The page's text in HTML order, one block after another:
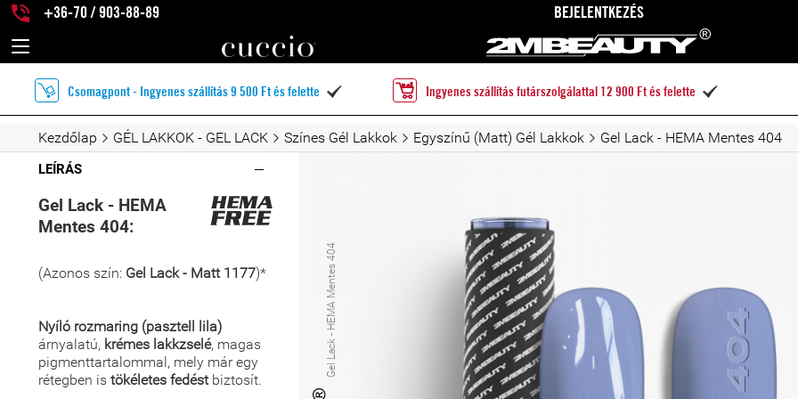
+36-70 / 903-88-89 BEJELENTKEZÉS
Csomagpont - Ingyenes szállítás 9 500 Ft és felette  Ingyenes szállítás futárszolgálattal 12 900 Ft és felette 
Kezdőlap GÉL LAKKOK - GEL LACK Színes Gél Lakkok Egyszínű (Matt) Gél Lakkok Gel Lack - HEMA Mentes 404
LEÍRÁS
Gel Lack - HEMA
Mentes 404:
(Azonos szín: Gel Lack - Matt 1177)*
Nyíló rozmaring (pasztell lila)
árnyalatú, krémes lakkzselé, magas
pigmenttartalommal, mely már egy
rétegben is tökéletes fedéstbiztosít.
Gel Lack - HEMA Mentes 404